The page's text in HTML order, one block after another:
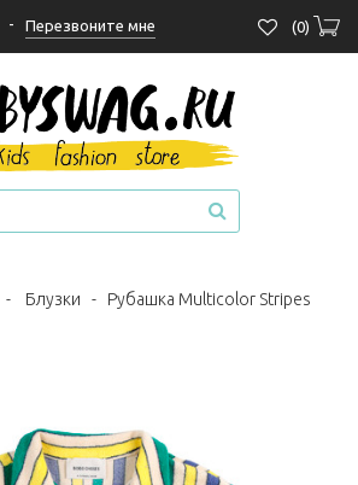
- Перезвоните мне (0)
- Блузки - Рубашка Multicolor Stripes